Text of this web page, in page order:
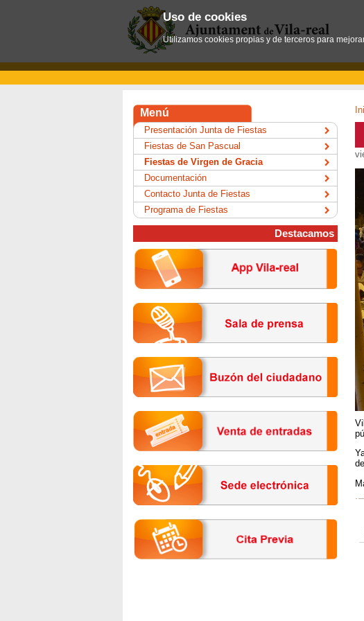
Menú
Presentación Junta de Fiestas
Fiestas de San Pascual
Fiestas de Virgen de Gracia
Documentación
Contacto Junta de Fiestas
Programa de Fiestas
Destacamos
Uso de cookies
Utilizamos cookies propias y de terceros para